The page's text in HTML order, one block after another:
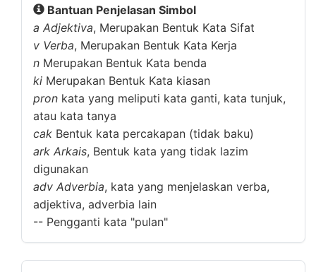
Bantuan Penjelasan Simbol
a Adjektiva, Merupakan Bentuk Kata Sifat
v Verba, Merupakan Bentuk Kata Kerja
n Merupakan Bentuk Kata benda
ki Merupakan Bentuk Kata kiasan
pron kata yang meliputi kata ganti, kata tunjuk,
atau kata tanya
cak Bentuk kata percakapan (tidak baku)
ark Arkais, Bentuk kata yang tidak lazim
digunakan
adv Adverbia, kata yang menjelaskan verba,
adjektiva, adverbia lain
-- Pengganti kata "pulan"